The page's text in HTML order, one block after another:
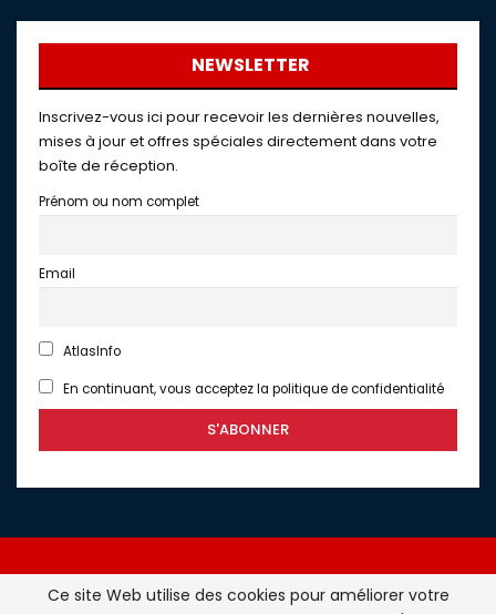
NEWSLETTER
Inscrivez-vous ici pour recevoir les dernières nouvelles,
mises à jour et offres spéciales directement dans votre
boîte de réception.
Prénom ou nom complet
Email
AtlasInfo
En continuant, vous acceptez la politique de confidentialité
Ce site Web utilise des cookies pour améliorer votre